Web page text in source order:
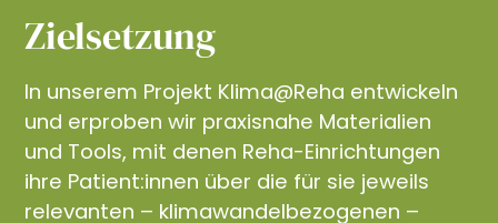
Zielsetzung
In unserem Projekt Klima@Reha entwickeln
und erproben wir praxisnahe Materialien
und Tools, mit denen Reha-Einrichtungen
ihre Patient:innen über die für sie jeweils
relevanten – klimawandelbezogenen –